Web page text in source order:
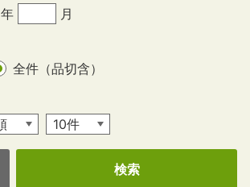
年
月
全件（品切含）